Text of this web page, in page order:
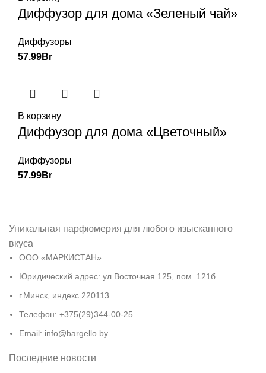
Диффузор для дома «Зеленый чай»
Диффузоры
57.99Br
В корзину
Диффузор для дома «Цветочный»
Диффузоры
57.99Br
Уникальная парфюмерия для любого изысканного
вкуса
ООО «МАРКИСТАН»
Юридический адрес: ул.Восточная 125, пом. 121б
г.Минск, индекс 220113
Телефон: +375(29)344-00-25
Email: info@bargello.by
Последние новости